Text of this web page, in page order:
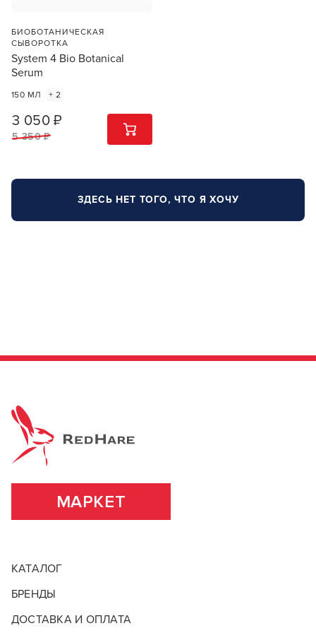
БИОБОТАНИЧЕСКАЯ
СЫВОРОТКА
System 4 Bio Botanical
Serum
150 МЛ + 2
3 050 ₽
5 350 ₽
1 ШТ
ЗДЕСЬ НЕТ ТОГО, ЧТО Я ХОЧУ
МАРКЕТ
КАТАЛОГ
БРЕНДЫ
ДОСТАВКА И ОПЛАТА